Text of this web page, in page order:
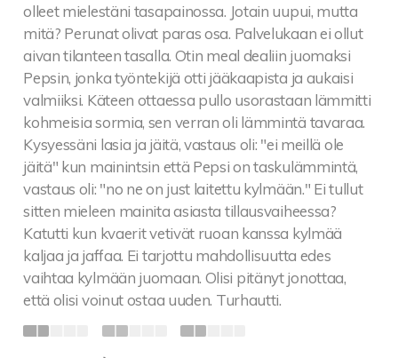
olleet mielestäni tasapainossa. Jotain uupui, mutta
mitä? Perunat olivat paras osa. Palvelukaan ei ollut
aivan tilanteen tasalla. Otin meal dealiin juomaksi
Pepsin, jonka työntekijä otti jääkaapista ja aukaisi
valmiiksi. Käteen ottaessa pullo usorastaan lämmitti
kohmeisia sormia, sen verran oli lämmintä tavaraa.
Kysyessäni lasia ja jäitä, vastaus oli: "ei meillä ole
jäitä" kun mainintsin että Pepsi on taskulämmintä,
vastaus oli: "no ne on just laitettu kylmään." Ei tullut
sitten mieleen mainita asiasta tillausvaiheessa?
Katutti kun kvaerit vetivät ruoan kanssa kylmää
kaljaa ja jaffaa. Ei tarjottu mahdollisuutta edes
vaihtaa kylmään juomaan. Olisi pitänyt jonottaa,
että olisi voinut ostaa uuden. Turhautti.